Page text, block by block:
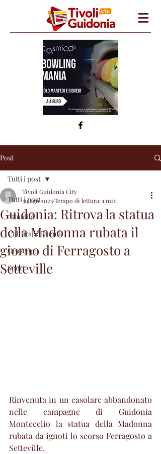
Post
Tutti i post
Attualità
Cultura & Eventi
Oroscopo
Sport
Tutti i post
Guidonia: Ritrova la statua
della Madonna rubata il
giorno di Ferragosto a
Setteville
Tivoli Guidonia City
30 ago 2023Tempo di lettura: 1 min
Rinvenuta in un casolare abbandonato
nelle campagne di Guidonia
Montecelio la statua della Madonna
rubata da ignoti lo scorso Ferragosto a
Setteville.